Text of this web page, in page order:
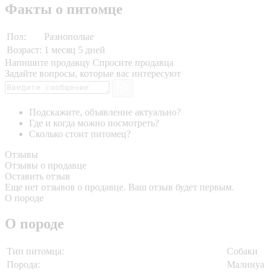
Факты о питомце
Пол:
Разнополые
Возраст: 1 месяц 5 дней
Напишите продавцу Спросите продавца
Задайте вопросы, которые вас интересуют
Подскажите, объявление актуально?
Где и когда можно посмотреть?
Сколько стоит питомец?
Отзывы
Отзывы о продавце
Оставить отзыв
Еще нет отзывов о продавце. Ваш отзыв будет первым.
О породе
О породе
Тип питомца:
Собаки
Порода:
Малинуа